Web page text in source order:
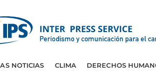
NOTICIAS CLIMA DERECHOS